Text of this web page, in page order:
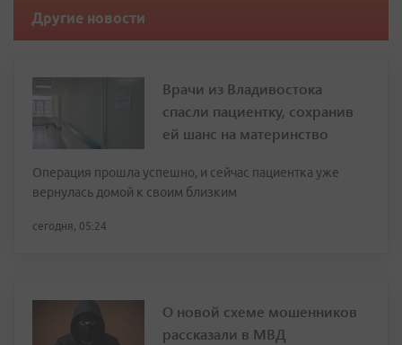
Другие новости
Врачи из Владивостока
спасли пациентку, сохранив
ей шанс на материнство
Операция прошла успешно, и сейчас пациентка уже
вернулась домой к своим близким
сегодня, 05:24
О новой схеме мошенников
рассказали в МВД